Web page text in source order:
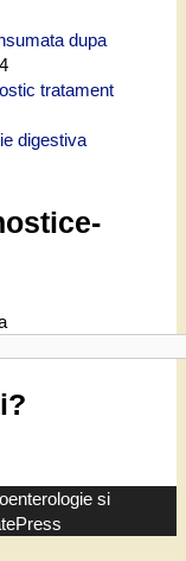
dupa
tratament
digestiva
si